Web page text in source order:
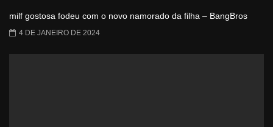
milf gostosa fodeu com o novo namorado da filha – BangBros
4 DE JANEIRO DE 2024